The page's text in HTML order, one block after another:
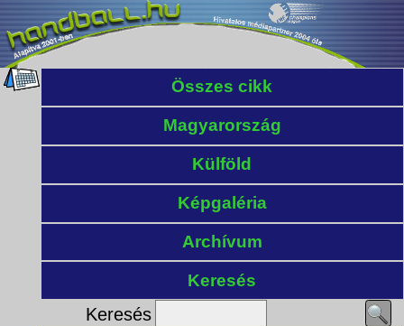
Összes cikk
Magyarország
Külföld
Képgaléria
Archívum
Keresés
Keresés